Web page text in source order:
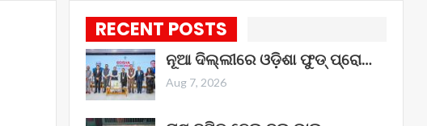
RECENT POSTS
ନୂଆ ଦିଲ୍ଲୀରେ ଓଡ଼ିଶା ଫୁଡ୍ ପ୍ରୋ…
Aug 7, 2026